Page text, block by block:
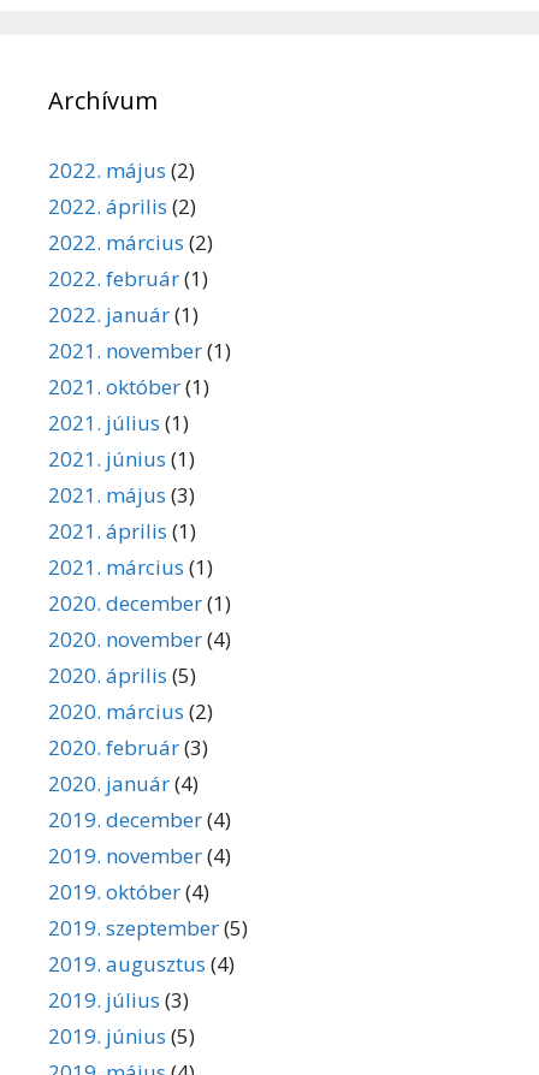
Archívum
2022. május (2)
2022. április (2)
2022. március (2)
2022. február(1)
2022. január(1)
2021. november(1)
2021. október(1)
2021. július (1)
2021. június (1)
2021. május (3)
2021. április (1)
2021. március (1)
2020. december(1)
2020. november(4)
2020. április (5)
2020. március (2)
2020. február(3)
2020. január(4)
2019. december(4)
2019. november(4)
2019. október(4)
2019. szeptember(5)
2019. augusztus (4)
2019. július (3)
2019. június (5)